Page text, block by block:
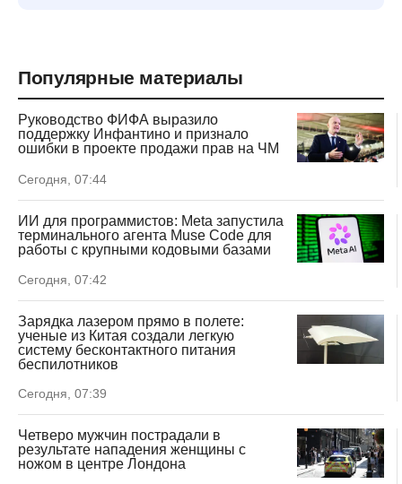
Популярные материалы
Руководство ФИФА выразило
поддержку Инфантино и признало
ошибки в проекте продажи прав на ЧМ
Сегодня, 07:44
ИИ для программистов: Meta запустила
терминального агента Muse Code для
работы с крупными кодовыми базами
Сегодня, 07:42
Зарядка лазером прямо в полете:
ученые из Китая создали легкую
систему бесконтактного питания
беспилотников
Сегодня, 07:39
Четверо мужчин пострадали в
результате нападения женщины с
ножом в центре Лондона